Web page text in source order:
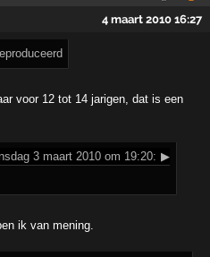
4 maart 2010 16:27
voor 12 tot 14 jarigen, dat is een
3 maart 2010 om 19:20: ▶
ik van mening.